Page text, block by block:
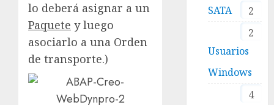
lo deberá asignar a un
Paquete y luego
asociarlo a una Orden
de transporte.)
2
SATA
2
Usuarios
Windows
4